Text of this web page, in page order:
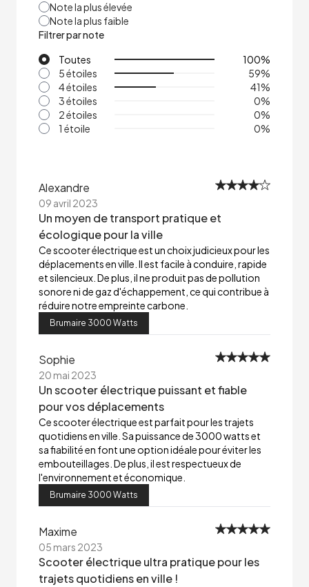
Note la plus élevée
Note la plus faible
Filtrer par note
Toutes
100%
5 étoiles
59%
4 étoiles
41%
3 étoiles
0%
2 étoiles
0%
1 étoile
0%
Alexandre
09 avril 2023
Un moyen de transport pratique et
écologique pour la ville
Ce scooter électrique est un choix judicieux pour les
déplacements en ville. Il est facile à conduire, rapide
et silencieux. De plus, il ne produit pas de pollution
sonore ni de gaz d'échappement, ce qui contribue à
réduire notre empreinte carbone.
Brumaire 3000 Watts
Sophie
20 mai 2023
Un scooter électrique puissant et fiable
pour vos déplacements
Ce scooter électrique est parfait pour les trajets
quotidiens en ville. Sa puissance de 3000 watts et
sa fiabilité en font une option idéale pour éviter les
embouteillages. De plus, il est respectueux de
l'environnement et économique.
Brumaire 3000 Watts
Maxime
05 mars 2023
Scooter électrique ultra pratique pour les
trajets quotidiens en ville !